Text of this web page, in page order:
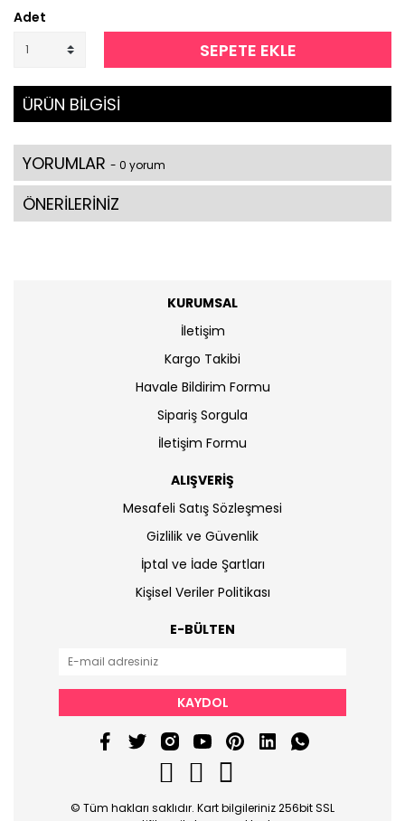
Adet
SEPETE EKLE
ÜRÜN BİLGİSİ
YORUMLAR - 0 yorum
ÖNERİLERİNİZ
KURUMSAL
İletişim
Kargo Takibi
Havale Bildirim Formu
Sipariş Sorgula
İletişim Formu
ALIŞVERİŞ
Mesafeli Satış Sözleşmesi
Gizlilik ve Güvenlik
İptal ve İade Şartları
Kişisel Veriler Politikası
E-BÜLTEN
KAYDOL
© Tüm hakları saklıdır. Kart bilgileriniz 256bit SSL